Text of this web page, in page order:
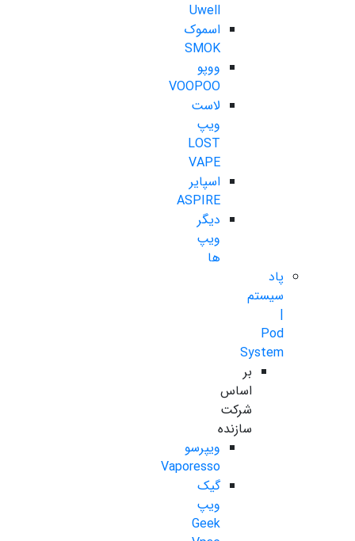
Uwell
اسموک
SMOK
ووپو
VOOPOO
لاست
ویپ
LOST
VAPE
اسپایر
ASPIRE
دیگر
ویپ
ها
پاد
سیستم
|
Pod
System
بر
اساس
شرکت
سازنده
ویپرسو
Vaporesso
گیک
ویپ
Geek